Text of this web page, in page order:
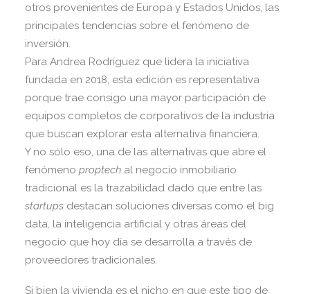
otros provenientes de Europa y Estados Unidos, las
principales tendencias sobre el fenómeno de
inversión.
Para Andrea Rodríguez que lidera la iniciativa
fundada en 2018, esta edición es representativa
porque trae consigo una mayor participación de
equipos completos de corporativos de la industria
que buscan explorar esta alternativa financiera.
Y no sólo eso, una de las alternativas que abre el
fenómeno proptech al negocio inmobiliario
tradicional es la trazabilidad dado que entre las
startups destacan soluciones diversas como el big
data, la inteligencia artificial y otras áreas del
negocio que hoy día se desarrolla a través de
proveedores tradicionales.
Si bien la vivienda es el nicho en que este tipo de